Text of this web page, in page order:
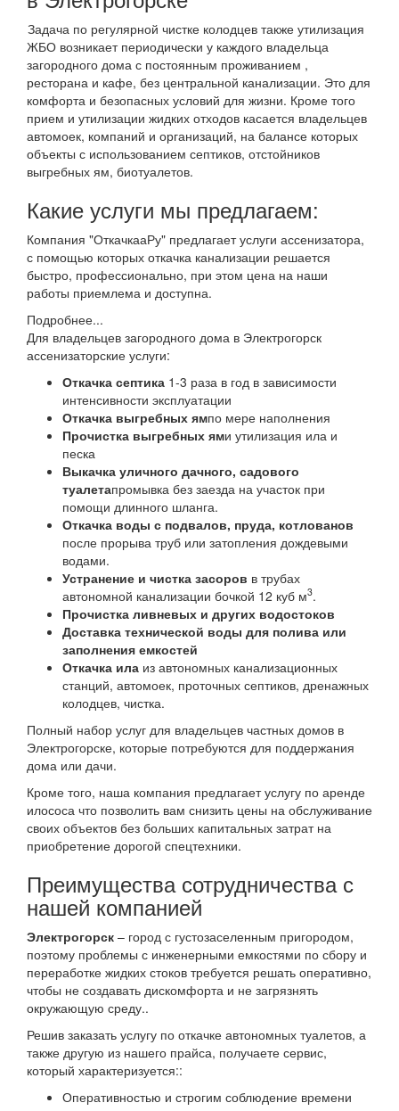
Задача по регулярной чистке колодцев также утилизация
ЖБО возникает периодически у каждого владельца
загородного дома с постоянным проживанием ,
ресторана и кафе, без центральной канализации. Это для
комфорта и безопасных условий для жизни. Кроме того
прием и утилизации жидких отходов касается владельцев
автомоек, компаний и организаций, на балансе которых
объекты с использованием септиков, отстойников
выгребных ям, биотуалетов.
Какие услуги мы предлагаем:
Компания "ОткачкааРу" предлагает услуги ассенизатора,
с помощью которых откачка канализации решается
быстро, профессионально, при этом цена на наши
работы приемлема и доступна.
Подробнее...
Для владельцев загородного дома в Электрогорск
ассенизаторские услуги:
Откачка септика 1-3 раза в год в зависимости
интенсивности эксплуатации
Откачка выгребных ямпо мере наполнения
Прочистка выгребных ями утилизация ила и
песка
Выкачка уличного дачного, садового
туалетапромывка без заезда на участок при
помощи длинного шланга.
Откачка воды с подвалов, пруда, котлованов
после прорыва труб или затопления дождевыми
водами.
Устранение и чистка засоров в трубах
автономной канализации бочкой 12 куб м3.
Прочистка ливневых и других водостоков
Доставка технической воды для полива или
заполнения емкостей
Откачка ила из автономных канализационных
станций, автомоек, проточных септиков, дренажных
колодцев, чистка.
Полный набор услуг для владельцев частных домов в
Электрогорске, которые потребуются для поддержания
дома или дачи.
Кроме того, наша компания предлагает услугу по аренде
илососа что позволить вам снизить цены на обслуживание
своих объектов без больших капитальных затрат на
приобретение дорогой спецтехники.
Преимущества сотрудничества с
нашей компанией
Электрогорск – город с густозаселенным пригородом,
поэтому проблемы с инженерными емкостями по сбору и
переработке жидких стоков требуется решать оперативно,
чтобы не создавать дискомфорта и не загрязнять
окружающую среду..
Решив заказать услугу по откачке автономных туалетов, а
также другую из нашего прайса, получаете сервис,
который характеризуется::
Оперативностью и строгим соблюдение времени